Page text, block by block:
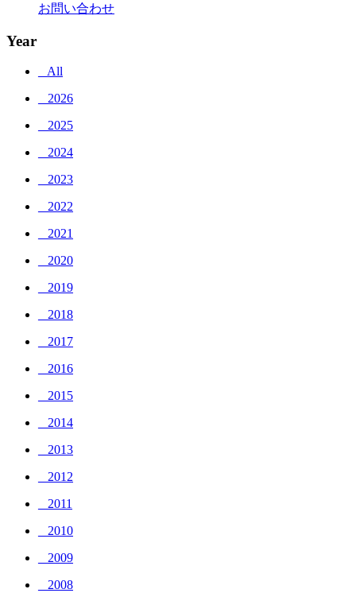
お問い合わせ
Year
_ All
_ 2026
_ 2025
_ 2024
_ 2023
_ 2022
_ 2021
_ 2020
_ 2019
_ 2018
_ 2017
_ 2016
_ 2015
_ 2014
_ 2013
_ 2012
_ 2011
_ 2010
_ 2009
_ 2008